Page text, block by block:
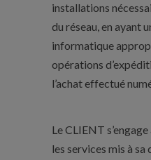
installations
du réseau, en ayant
informatique
opérations
l’achat effectué
Le CLIENT
les services mis à